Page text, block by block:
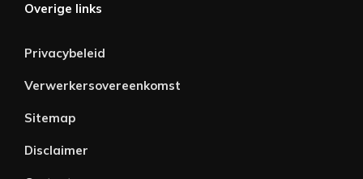
Overige links
Privacybeleid
Verwerkersovereenkomst
Sitemap
Disclaimer